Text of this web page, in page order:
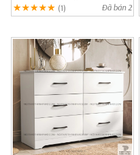
★★★★★ (1) Đã bán 2